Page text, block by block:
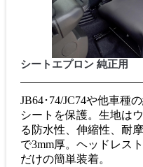
シートエプロン 純正用
JB64･74/JC74や他車種
シートを保護。生地は
る防水性、伸縮性、耐
で3mm厚。ヘッドレス
だけの簡単装着。